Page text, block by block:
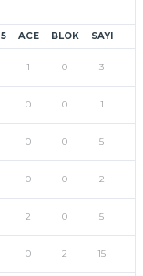
5 ACE BLOK SAYI
1 0 3
0 0 1
0 0 5
0 0 2
2 0 5
0 2 15